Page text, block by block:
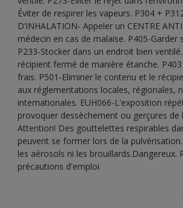
Éviter de respirer les vapeurs. P304 +
D’INHALATION- Appeler un CENTRE
médecin en cas de malaise. P405-Garder
P233-Stocker dans un endroit bien
récipient fermé de manière étanche.
frais. P501-Eliminer le contenu et le
aux réglementations locales, régionales,
internationales. EUH066-L'exposition
provoquer dessèchement ou gerçures de
Attention! Des gouttelettes respirables
peuvent se former lors de la
les aérosols ni les brouillards.Dangereux.
précautions d'emploi